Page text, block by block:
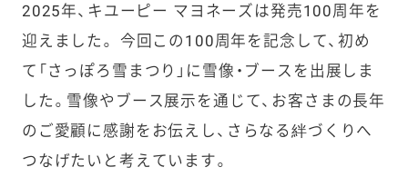
2025年、キユーピー マヨネーズは発売100周年を
迎えました。 今回この100周年を記念して、初め
て「さっぽろ雪まつり」に雪像・ブースを出展しま
した。雪像やブース展示を通じて、お客さまの長年
のご愛顧に感謝をお伝えし、さらなる絆づくりへ
つなげたいと考えています。